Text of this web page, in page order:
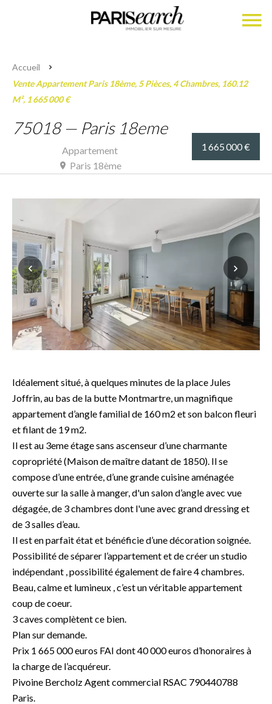
Accueil
Vente Appartement Paris 18ème, 5 Pièces, 4 Chambres, 160.12
M², 1 665 000 €
75018 — Paris 18eme
Appartement
Paris 18ème
1 665 000 €
Idéalement situé, à quelques minutes de la place Jules
Joffrin, au bas de la butte Montmartre, un magnifique
appartement d’angle familial de 160 m2 et son balcon fleuri
et filant de 19 m2.
Il est au 3eme étage sans ascenseur d’une charmante
copropriété (Maison de maître datant de 1850). Il se
compose d’une entrée, d’une grande cuisine aménagée
ouverte sur la salle à manger, d'un salon d’angle avec vue
dégagée, de 3 chambres dont l'une avec grand dressing et
de 3 salles d’eau.
Il est en parfait état et bénéficie d’une décoration soignée.
Possibilité de séparer l’appartement et de créer un studio
indépendant , possibilité également de faire 4 chambres.
Beau, calme et lumineux , c’est un véritable appartement
coup de coeur.
3 caves complètent ce bien.
Plan sur demande.
Prix 1 665 000 euros FAI dont 40 000 euros d’honoraires à
la charge de l’acquéreur.
Pivoine Bercholz Agent commercial RSAC 790440788
Paris.